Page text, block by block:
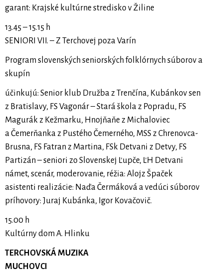
garant: Krajské kultúrne stredisko v Žiline
13.45 – 15.15 h
SENIORI VII. – Z Terchovej poza Varín
Program slovenských seniorských folklórnych súborov a
skupín
účinkujú: Senior klub Družba z Trenčína, Kubánkov sen
z Bratislavy, FS Vagonár – Stará škola z Popradu, FS
Magurák z Kežmarku, Hnojňaňe z Michaloviec
a Čemerňanka z Pustého Čemerného, MSS z Chrenovca-
Brusna, FS Fatran z Martina, FSk Detvani z Detvy, FS
Partizán – seniori zo Slovenskej Ľupče, ĽH Detvani
námet, scenár, moderovanie, réžia: Alojz Špaček
asistenti realizácie: Naďa Čermáková a vedúci súborov
príhovory: Juraj Kubánka, Igor Kovačovič.
15.00 h
Kultúrny dom A. Hlinku
TERCHOVSKÁ MUZIKA
MUCHOVCI